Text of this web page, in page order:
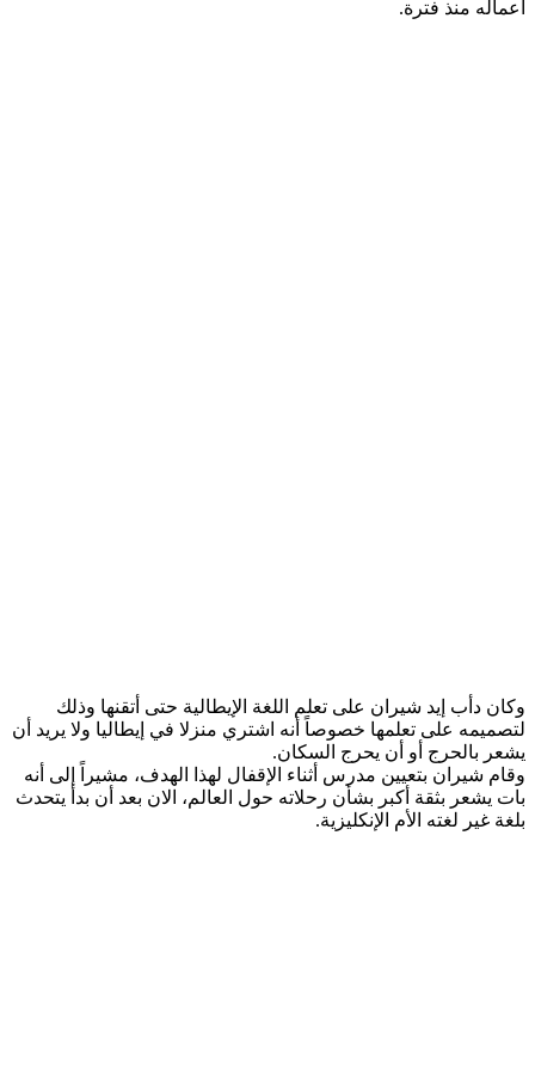
أعماله منذ فترة.
وكان دأب إيد شيران على تعلم اللغة الإيطالية حتى أتقنها وذلك
لتصميمه على تعلمها خصوصاً أنه اشتري منزلا في إيطاليا ولا يريد أن
يشعر بالحرج أو أن يحرج السكان.
وقام شيران بتعيين مدرس أثناء الإقفال لهذا الهدف، مشيراً إلى أنه
بات يشعر بثقة أكبر بشأن رحلاته حول العالم، الان بعد أن بدأ يتحدث
بلغة غير لغته الأم الإنكليزية.